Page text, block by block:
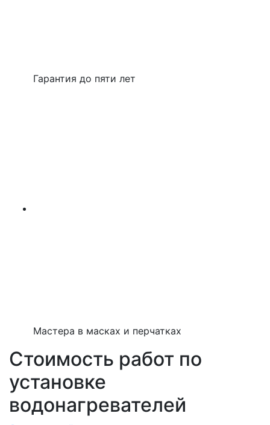
Гарантия до пяти лет
Мастера в масках и перчатках
Стоимость работ по
установке
водонагревателей